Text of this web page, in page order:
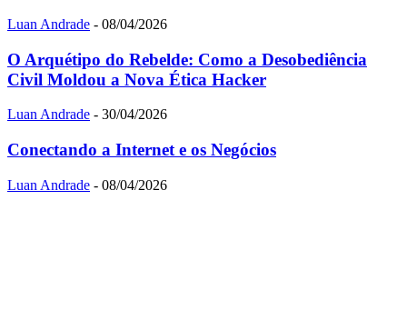
Luan Andrade - 08/04/2026
O Arquétipo do Rebelde: Como a Desobediência
Civil Moldou a Nova Ética Hacker
Luan Andrade - 30/04/2026
Conectando a Internet e os Negócios
Luan Andrade - 08/04/2026